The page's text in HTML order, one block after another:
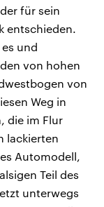
für sein
entschieden.
und
von hohen
von
Weg in
die im Flur
lackierten
Automodell,
Teil des
unterwegs